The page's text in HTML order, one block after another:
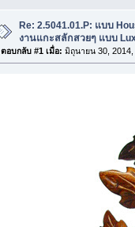
Re: 2.5041.01.P: แบบ
งานแกะสลักสวยๆ แบบ
ตอบกลับ #1 เมื่อ: มิถุนายน 30, 2014,